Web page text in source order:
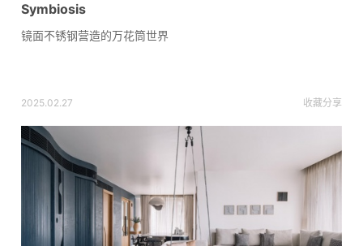
Symbiosis
镜面不锈钢营造的万花筒世界
2025.02.27 收藏分享